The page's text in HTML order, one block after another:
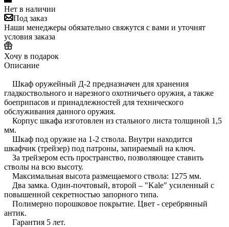
Нет в наличии
Под заказ
Наши менеджеры обязательно свяжутся с вами и уточнят
условия заказа
Хочу в подарок
Описание
Шкаф оружейный Д-2 предназначен для хранения
гладкоствольного и нарезного охотничьего оружия, а также
боеприпасов и принадлежностей для технического
обслуживания данного оружия.
Корпус шкафа изготовлен из стального листа толщиной 1,5
мм.
Шкаф под оружие на 1-2 ствола. Внутри находится
шкафчик (трейзер) под патроны, запираемый на ключ.
За трейзером есть пространство, позволяющее ставить
стволы на всю высоту.
Максимальная высота размещаемого ствола: 1275 мм.
Два замка. Один-почтовый, второй – "Kale" усиленный с
повышенной секретностью запорного типа.
Полимерно порошковое покрытие. Цвет - серебрянный
антик.
Гарантия 5 лет.